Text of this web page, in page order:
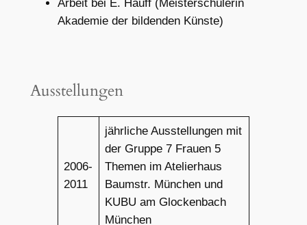
Arbeit bei E. Hauff (Meisterschülerin
Akademie der bildenden Künste)
Ausstellungen
2006-
2011
jährliche Ausstellungen mit
der Gruppe 7 Frauen 5
Themen im Atelierhaus
Baumstr. München und
KUBU am Glockenbach
München